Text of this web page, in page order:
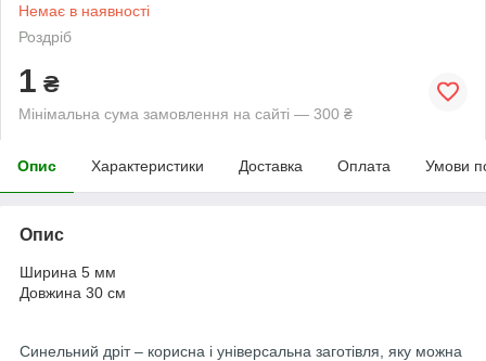
Немає в наявності
Роздріб
1 ₴
Мінімальна сума замовлення на сайті — 300 ₴
Опис Характеристики Доставка Оплата Умови
Опис
Ширина 5 мм
Довжина 30 см
Синельний дріт – корисна і універсальна заготівля, яку можна